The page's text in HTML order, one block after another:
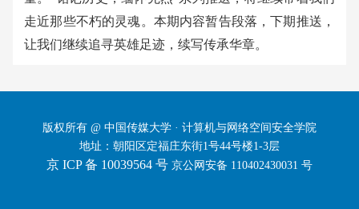
走近那些不朽的灵魂。本期内容暂告段落，下期推送，
让我们继续追寻英雄足迹，续写传承华章。
版权所有 @ 中国传媒大学 · 计算机与网络空间安全学院
地址：朝阳区定福庄东街1号44号楼1-3层
京 ICP 备 10039564 号 京公网安备 110402430031 号